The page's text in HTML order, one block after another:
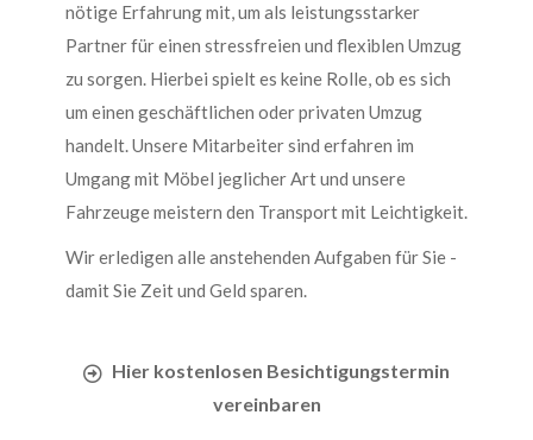
nötige Erfahrung mit, um als leistungsstarker
Partner für einen stressfreien und flexiblen Umzug
zu sorgen. Hierbei spielt es keine Rolle, ob es sich
um einen geschäftlichen oder privaten Umzug
handelt. Unsere Mitarbeiter sind erfahren im
Umgang mit Möbel jeglicher Art und unsere
Fahrzeuge meistern den Transport mit Leichtigkeit.
Wir erledigen alle anstehenden Aufgaben für Sie -
damit Sie Zeit und Geld sparen.
Hier kostenlosen Besichtigungstermin
vereinbaren